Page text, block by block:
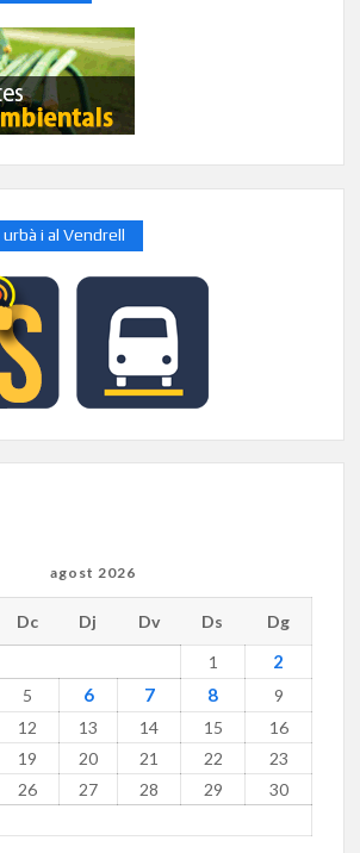
i al Vendrell
agost 2026
Dc Dj Dv Ds
Dg
1
2
5 6 7 8
9
12 13 14 15
16
19 20 21 22
23
26 27 28 29
30